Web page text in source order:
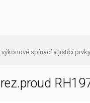
výkonové spínací a jistící prvky